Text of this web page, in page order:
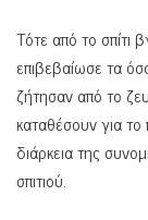
Τότε από το σπίτι
επιβεβαίωσε τα
ζήτησαν από το
καταθέσουν για το
διάρκεια της
σπιτιού.